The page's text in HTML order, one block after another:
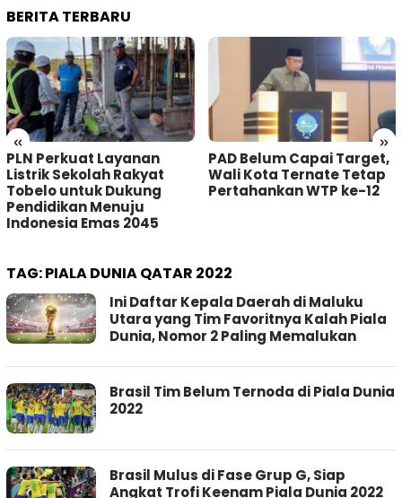
BERITA TERBARU
« »
PLN Perkuat Layanan
Listrik Sekolah Rakyat
Tobelo untuk Dukung
Pendidikan Menuju
Indonesia Emas 2045
PAD Belum Capai Target,
Wali Kota Ternate Tetap
Pertahankan WTP ke-12
TAG:PIALA DUNIA QATAR 2022
Ini Daftar Kepala Daerah di Maluku
Utara yang Tim Favoritnya Kalah Piala
Dunia, Nomor 2 Paling Memalukan
Brasil Tim Belum Ternoda di Piala Dunia
2022
Brasil Mulus di Fase Grup G, Siap
Angkat Trofi Keenam Piala Dunia 2022